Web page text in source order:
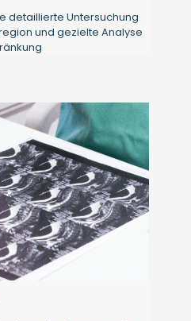
detaillierte Untersuchung
und gezielte Analyse